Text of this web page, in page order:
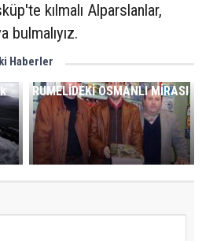
kılmalı Alparslanlar,
bulmalıyız.
Haberler
RUMELİDEKİ OSMANLI MİRASI